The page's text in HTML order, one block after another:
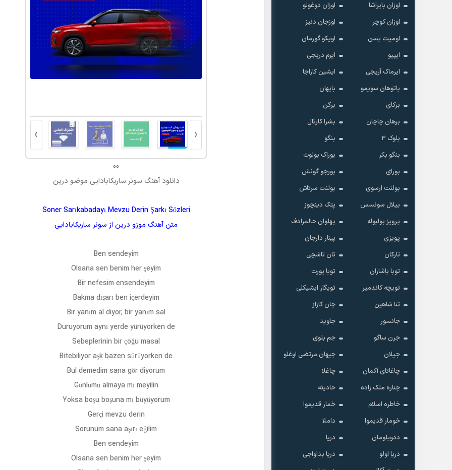
اوزان بایراشا
اوزان دوغولو
اوزان کوچر
اوزجان دنیز
اومیت بسن
اویکو گورمان
ایپیو
ایرم دریجی
ایرماک آریجی
ایشین کاراجا
باتوهان سویمو
بایهان
برکای
برگن
برهان چاچان
بشرا کارتال
بلوک 3
بنگو
بنگو بکر
بوراک بولوت
بورای
بورجو گونش
بولنت ارسوی
بولنت سرتاش
بیلال سونسس
پتک دینچوز
پرویز بولبوله
پهلوان حالمرادف
پویزی
پینار دارجان
تارکان
تان تاشچی
توبا باشاران
توبا یورت
تویچه کاندمیر
تویگار ایشیکلی
ثنا شاهین
جان کازاز
جانسور
جاوید
جرن ساگو
جم بلوی
جیلان
جیهان مرتضی اوغلو
چاغاتای آکمان
چاغلا
چناره ملک زاده
حادیثه
خاطره اسلام
خمار قدیموا
خومار قدیموا
داملا
ددوبلومان
دریا
دریا اولو
دریا بداواجی
‹
›
00
دانلود آهنگ سونر ساریکابادایی موضو درین
Soner Sarıkabadayı Mevzu Derin Şarkı Sözleri
متن آهنگ موزو درین ازسونر ساریکابادایی
Ben sendeyim
Olsana sen benim her şeyim
Bir nefesim ensendeyim
Bakma dışarı ben içerdeyim
Bir yanım al diyor, bir yanım sal
Duruyorum aynı yerde yürüyorken de
Sebeplerinin bir çoğu masal
Bitebiliyor aşk bazen sürüyorken de
Bul demedim sana gör diyorum
Gönlümü almaya mı meyilin
Yoksa boşu boşuna mı büyüyorum
Gerçi mevzu derin
Sorunum sana aşırı eğilim
Ben sendeyim
Olsana sen benim her şeyim